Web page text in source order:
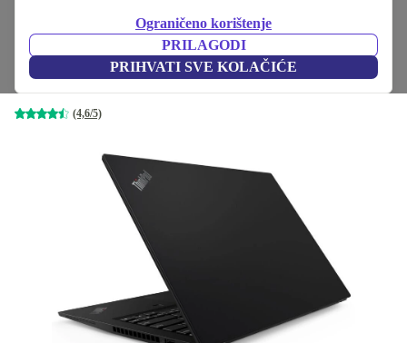
Ograničeno korištenje
PRILAGODI
PRIHVATI SVE KOLAČIĆE
Lenovo ThinkPad T490s | i7-
8665U | 14"
16 GB | 256 GB SSD | Pozadinsko osvjetljenje
(4,6/5)
444,00 €
1.499,00 €